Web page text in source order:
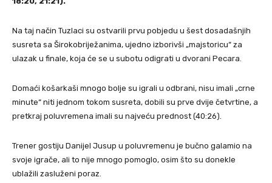
Na taj način Tuzlaci su ostvarili prvu pobjedu u šest dosadašnjih
susreta sa Širokobriježanima, ujedno izborivši „majstoricu“ za
ulazak u finale, koja će se u subotu odigrati u dvorani Pecara.
Domaći košarkaši mnogo bolje su igrali u odbrani, nisu imali „crne
minute“ niti jednom tokom susreta, dobili su prve dvije četvrtine, a
pretkraj poluvremena imali su najveću prednost (40:26).
Trener gostiju Danijel Jusup u poluvremenu je bučno galamio na
svoje igrače, ali to nije mnogo pomoglo, osim što su donekle
ublažili zasluženi poraz.